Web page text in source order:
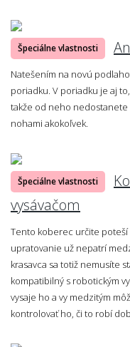
Špeciálne vlastnosti
Natešením na novú
poriadku. V poriadku je aj
takže od neho
nohami akokoľvek.
Špeciálne vlastnosti
vysávačom
Tento koberec určite
upratovanie už nepatrí
krasavca sa totiž nemusíte
kompatibilný s robotickým
vysaje ho a vy medzitým
kontrolovať ho, či to robí